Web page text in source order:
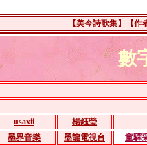
【美今詩歌集】【作
數
usaxii
楊鈺瑩
墨界音樂 墨龍電視台
童驛